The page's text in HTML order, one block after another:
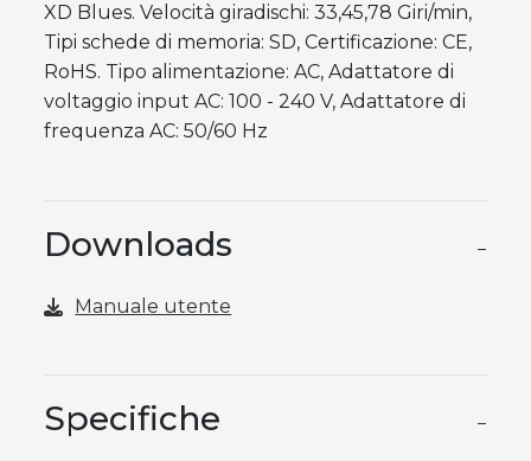
XD Blues. Velocità giradischi: 33,45,78 Giri/min,
Tipi schede di memoria: SD, Certificazione: CE,
RoHS. Tipo alimentazione: AC, Adattatore di
voltaggio input AC: 100 - 240 V, Adattatore di
frequenza AC: 50/60 Hz
Downloads −
Manuale utente
Specifiche −